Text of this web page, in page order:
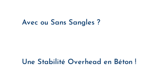
Avec ou Sans Sangles ?
Une Stabilité Overhead en Béton !